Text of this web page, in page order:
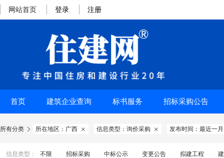
网站首页 登录 注册
首页 建筑企业查询 标书服务 招标采购公告
所有分类  所在地区：广西  信息类型：询价采购  发布时间：最近一月
信息类型： 不限 招标采购 中标公示 变更公告 拟建工程